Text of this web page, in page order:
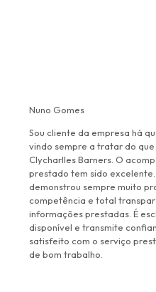
Nuno Gomes
Sou cliente da empresa há
vindo sempre a tratar do
Clycharlles Barners. O
prestado tem sido
demonstrou sempre muito
competência e total
informações prestadas. É
disponível e transmite
satisfeito com o serviço
de bom trabalho.